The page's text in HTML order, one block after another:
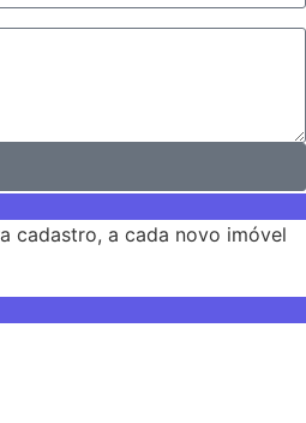
cadastro, a cada novo imóvel